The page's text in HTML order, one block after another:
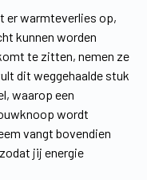
er warmteverlies op,
kunnen worden
te zitten, nemen ze
dit weggehaalde stuk
waarop een
wordt
vangt bovendien
jij energie